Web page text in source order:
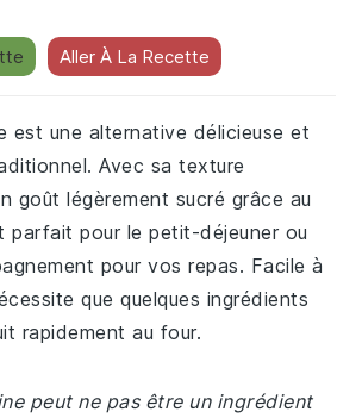
Aller À La Recette
est une alternative délicieuse et
Avec sa texture
goût légèrement sucré grâce au
parfait pour le petit-déjeuner ou
pour vos repas. Facile à
que quelques ingrédients
rapidement au four.
peut ne pas être un ingrédient